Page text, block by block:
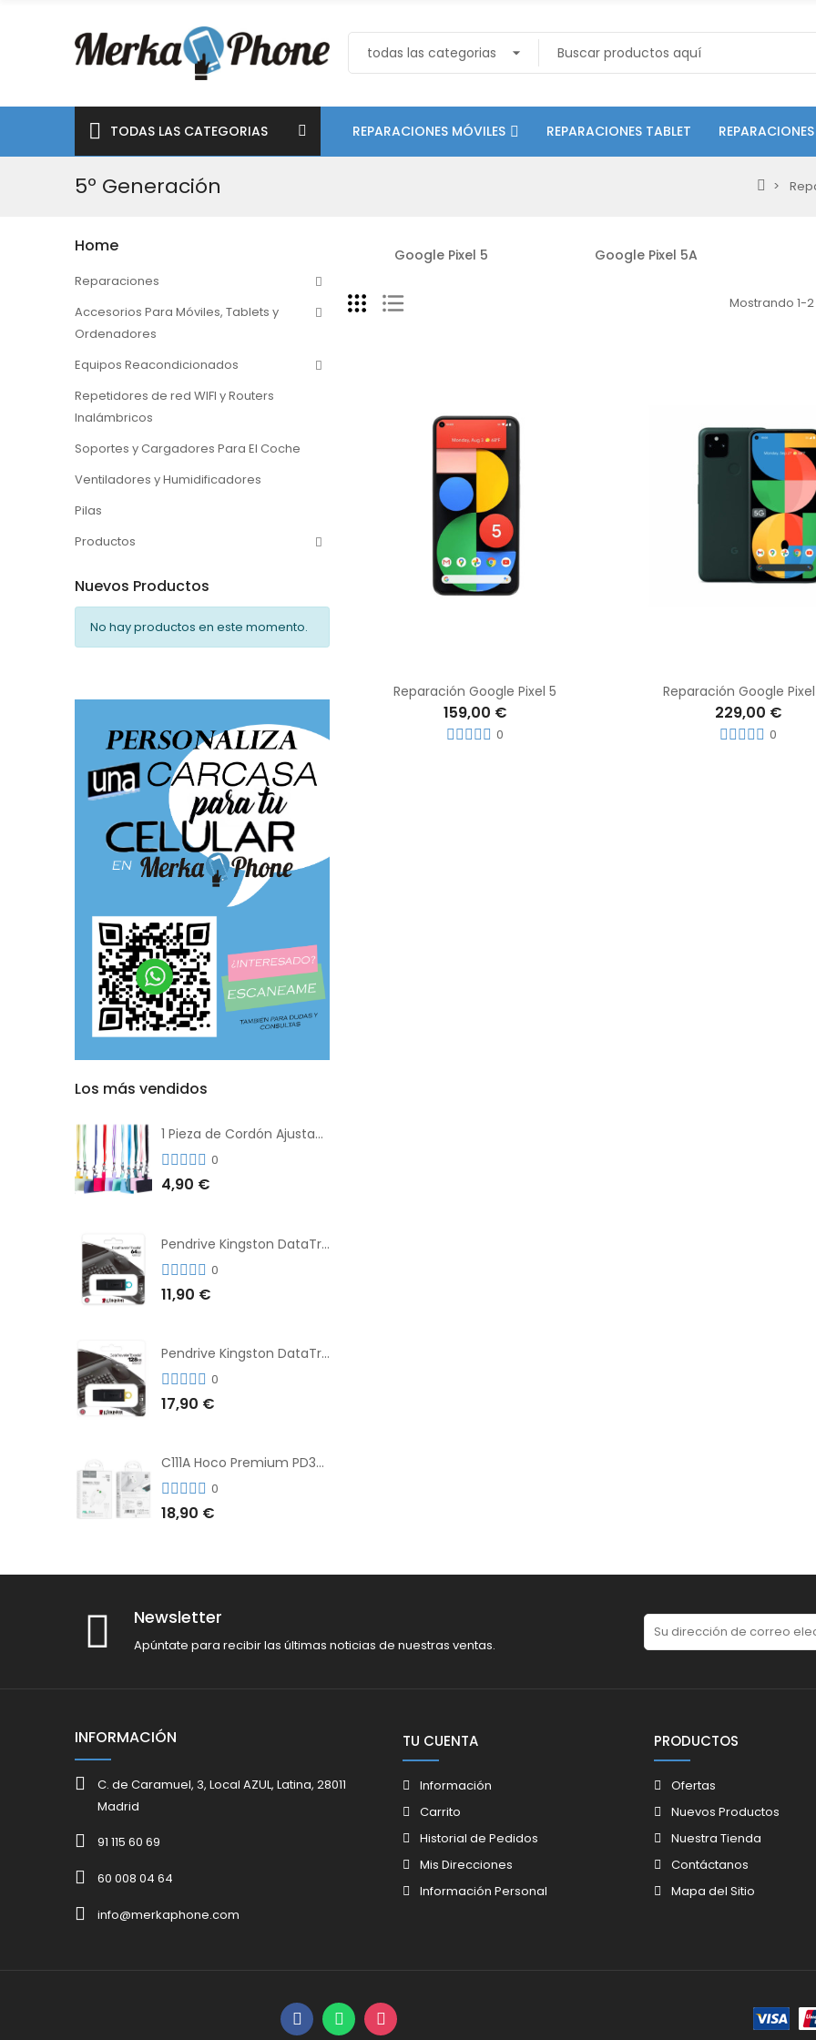
TODAS LAS CATEGORIAS REPARACIONES MÓVILES REPARACIONES TABLET
5º Generación
Home
Reparaciones
Accesorios Para Móviles, Tablets y
Ordenadores
Equipos Reacondicionados
Repetidores de red WIFI y Routers
Inalámbricos
Soportes y Cargadores Para El Coche
Ventiladores y Humidificadores
Pilas
Productos
Nuevos Productos
No hay productos en este momento.
Los más vendidos
1 Pieza de Cordón Ajustable Universal Para el Teléfono Con Clip Antipérdida
0
4,90 €
Pendrive Kingston DataTraveler® Exodia™ 64GB 3.2'
0
11,90 €
Pendrive Kingston DataTraveler® Exodia™ 128GB 3.2´
0
17,90 €
C111A Hoco Premium PD30W Adaptador de Carga Rápida Puerto Dual USB+Tipo C + Cable
0
18,90 €
Google Pixel 5 Google Pixel 5A
Mostrando 1-
Reparación Google Pixel 5
159,00 €
0
Reparación Google
229,00 €
0
Newsletter
Apúntate para recibir las últimas noticias de nuestras ventas.
INFORMACIÓN
C. de Caramuel, 3, Local AZUL, Latina, 28011
Madrid
91 115 60 69
60 008 04 64
info@merkaphone.com
TU CUENTA
Información
Carrito
Historial de Pedidos
Mis Direcciones
Información Personal
PRODUCTOS
Ofertas
Nuevos Productos
Nuestra Tienda
Contáctanos
Mapa del Sitio